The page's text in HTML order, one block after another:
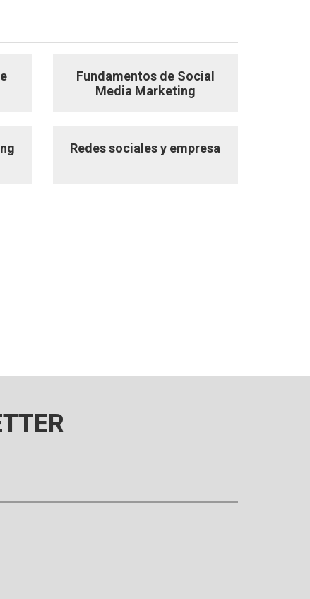
Fundamentos de Social
Media Marketing
Redes sociales y empresa